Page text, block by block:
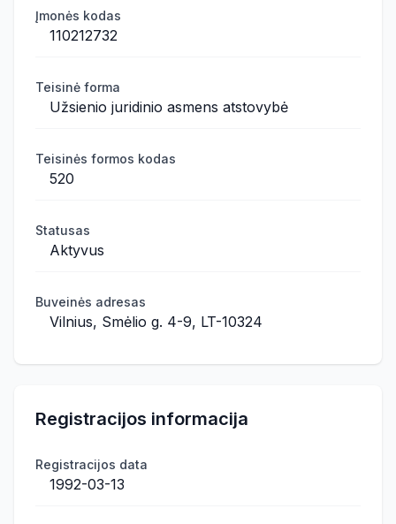
Įmonės kodas
110212732
Teisinė forma
Užsienio juridinio asmens atstovybė
Teisinės formos kodas
520
Statusas
Aktyvus
Buveinės adresas
Vilnius, Smėlio g. 4-9, LT-10324
Registracijos informacija
Registracijos data
1992-03-13